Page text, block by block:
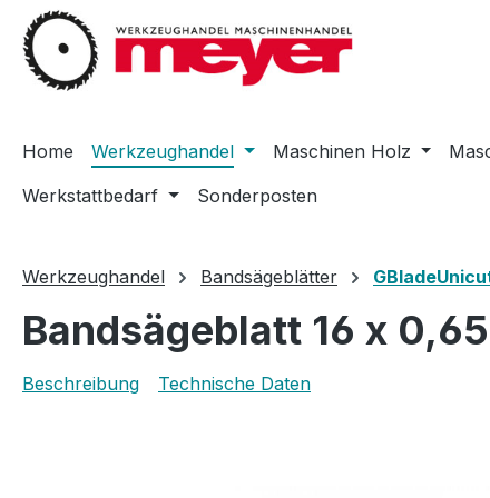
Hauptinhalt springen
Zur Suche springen
Zur Hauptnavigation springen
Home Werkzeughandel Maschinen Holz
Werkstattbedarf
Sonderposten
Werkzeughandel Bandsägeblätter
Bandsägeblatt 16 x
Beschreibung Technische Daten